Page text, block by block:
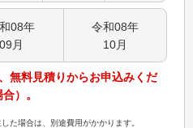
08年
09 月
令和08年
10月
無料見積りからお申込みくだ
）。
た場合は、別途費用がかかります。